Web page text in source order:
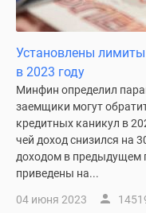
Установлены
в 2023 году
Минфин определил
заемщики могут
кредитных каникул в
чей доход снизился на
доходом в предыдущем
приведены на...
04 июня 2023